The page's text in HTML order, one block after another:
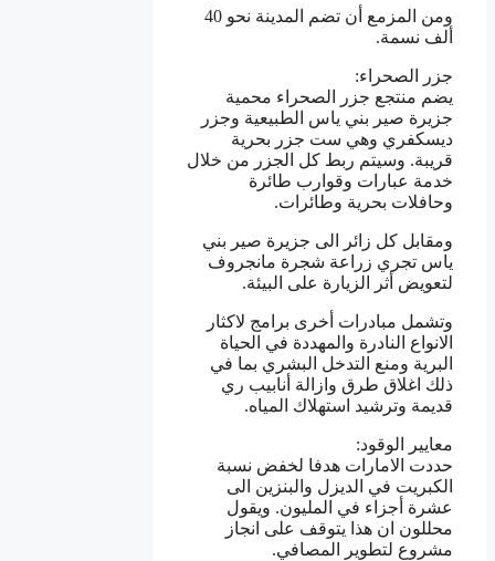
ومن المزمع أن تضم المدينة نحو 40
ألف نسمة.
جزر الصحراء:
يضم منتجع جزر الصحراء محمية
جزيرة صير بني ياس الطبيعية وجزر
ديسكفري وهي ست جزر بحرية
قريبة. وسيتم ربط كل الجزر من خلال
خدمة عبارات وقوارب طائرة
وحافلات بحرية وطائرات.
ومقابل كل زائر الى جزيرة صير بني
ياس تجري زراعة شجرة مانجروف
لتعويض أثر الزيارة على البيئة.
وتشمل مبادرات أخرى برامج لاكثار
الانواع النادرة والمهددة في الحياة
البرية ومنع التدخل البشري بما في
ذلك اغلاق طرق وازالة أنابيب ري
قديمة وترشيد استهلاك المياه.
معايير الوقود:
حددت الامارات هدفا لخفض نسبة
الكبريت في الديزل والبنزين الى
عشرة أجزاء في المليون. ويقول
محللون ان هذا يتوقف على انجاز
مشروع لتطوير المصافي.